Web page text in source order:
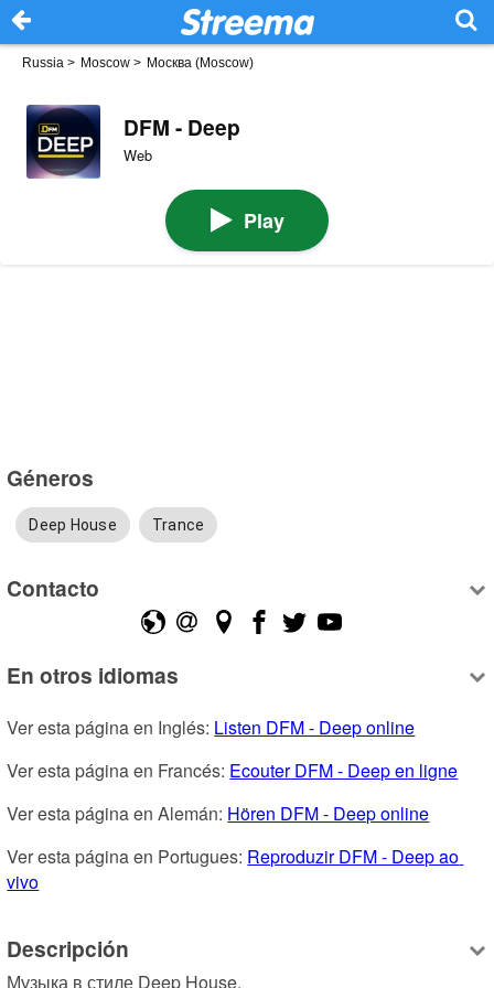
Russia > Moscow > Москва (Moscow)
DFM - Deep
Web
Play
Géneros
Deep House Trance
Contacto
En otros idiomas
Ver esta página en Inglés: Listen DFM - Deep online
Ver esta página en Francés: Ecouter DFM - Deep en ligne
Ver esta página en Alemán: Hören DFM - Deep online
Ver esta página en Portugues: Reproduzir DFM - Deep ao
vivo
Descripción
Музыка в стиле Deep House.